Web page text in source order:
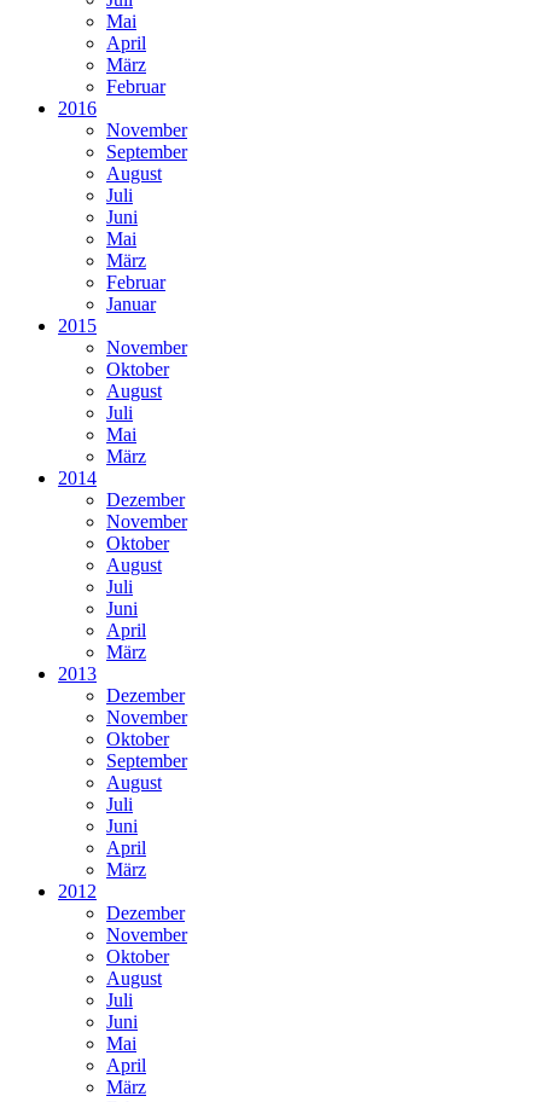
Mai
April
März
Februar
2016
November
September
August
Juli
Juni
Mai
März
Februar
Januar
2015
November
Oktober
August
Juli
Mai
März
2014
Dezember
November
Oktober
August
Juli
Juni
April
März
2013
Dezember
November
Oktober
September
August
Juli
Juni
April
März
2012
Dezember
November
Oktober
August
Juli
Juni
Mai
April
März